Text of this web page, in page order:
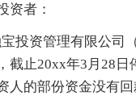
资者：
投资管理有限公司
截止20xx年3月28日
人的部份资金没有